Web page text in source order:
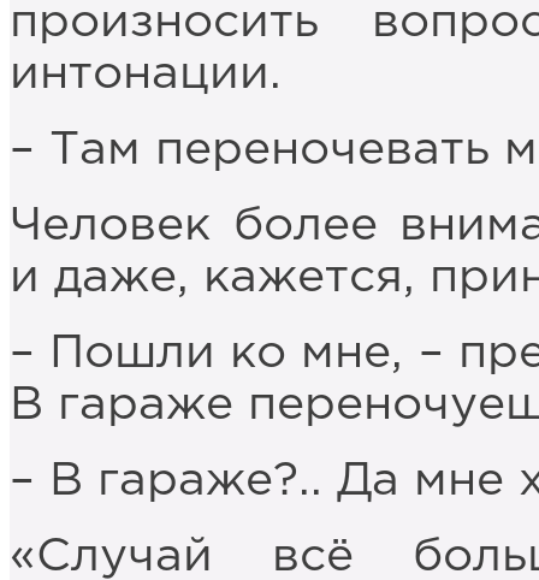
произносить
интонации.
– Там переночевать
Человек более
и даже, кажется,
– Пошли ко мне, –
В гараже
– В гараже?.. Да мне
«Случай всё